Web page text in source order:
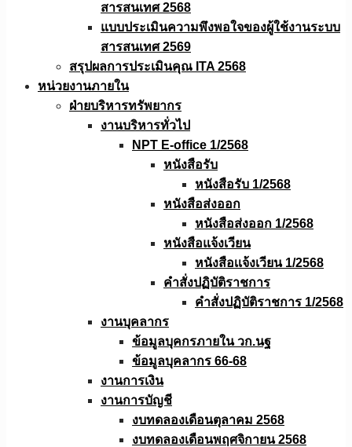
สารสนเทศ 2568
แบบประเมินความพึงพอใจของผู้ใช้งานระบบ
สารสนเทศ 2569
สรุปผลการประเมินคุณ ITA 2568
หน่วยงานภายใน
ฝ่ายบริหารทรัพยากร
งานบริหารทั่วไป
NPT E-office 1/2568
หนังสือรับ
หนังสือรับ 1/2568
หนังสือส่งออก
หนังสือส่งออก 1/2568
หนังสือแจ้งเวียน
หนังสือเเจ้งเวียน 1/2568
คำสั่งปฏิบัติราชการ
คำสั่งปฏิบัติราชการ 1/2568
งานบุคลากร
ข้อมูลบุคกรภายใน วก.นฐ
ข้อมูลบุคลากร 66-68
งานการเงิน
งานการบัญชี
งบทดลองเดือนตุลาคม 2568
งบทดลองเดือนพฤศจิกายน 2568